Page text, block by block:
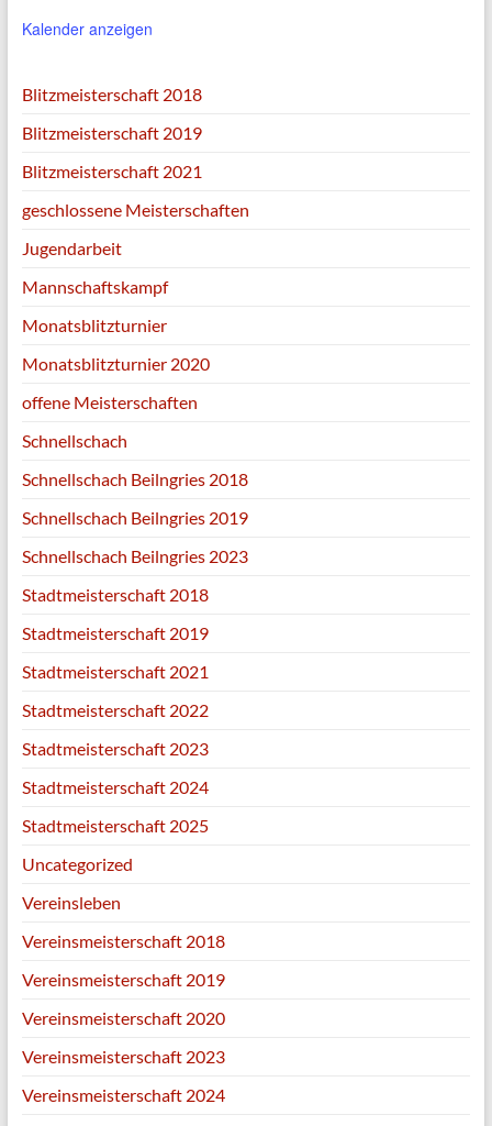
Kalender anzeigen
Blitzmeisterschaft 2018
Blitzmeisterschaft 2019
Blitzmeisterschaft 2021
geschlossene Meisterschaften
Jugendarbeit
Mannschaftskampf
Monatsblitzturnier
Monatsblitzturnier 2020
offene Meisterschaften
Schnellschach
Schnellschach Beilngries 2018
Schnellschach Beilngries 2019
Schnellschach Beilngries 2023
Stadtmeisterschaft 2018
Stadtmeisterschaft 2019
Stadtmeisterschaft 2021
Stadtmeisterschaft 2022
Stadtmeisterschaft 2023
Stadtmeisterschaft 2024
Stadtmeisterschaft 2025
Uncategorized
Vereinsleben
Vereinsmeisterschaft 2018
Vereinsmeisterschaft 2019
Vereinsmeisterschaft 2020
Vereinsmeisterschaft 2023
Vereinsmeisterschaft 2024